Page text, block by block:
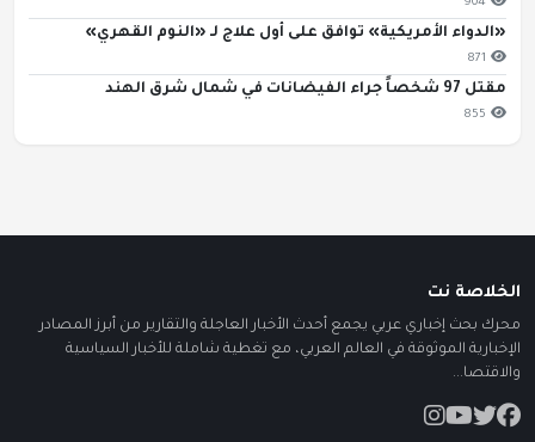
904
«الدواء الأمريكية» توافق على أول علاج لـ «النوم القهري»
871
مقتل 97 شخصاً جراء الفيضانات في شمال شرق الهند
855
الخلاصة نت
محرك بحث إخباري عربي يجمع أحدث الأخبار العاجلة والتقارير من أبرز المصادر
الإخبارية الموثوقة في العالم العربي، مع تغطية شاملة للأخبار السياسية
والاقتصا...